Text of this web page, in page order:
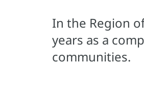
In the Region
years as a
communities.